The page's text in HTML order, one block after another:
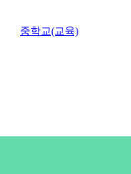
중학교(교육)